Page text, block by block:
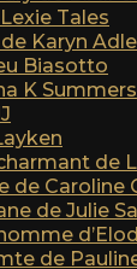
Tales
Karyn
Biasotto
K Summers
de
de Caroline
de Julie
de